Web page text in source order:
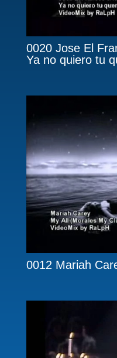
0020 Jose El
Ya no quiero tu
0012 Mariah